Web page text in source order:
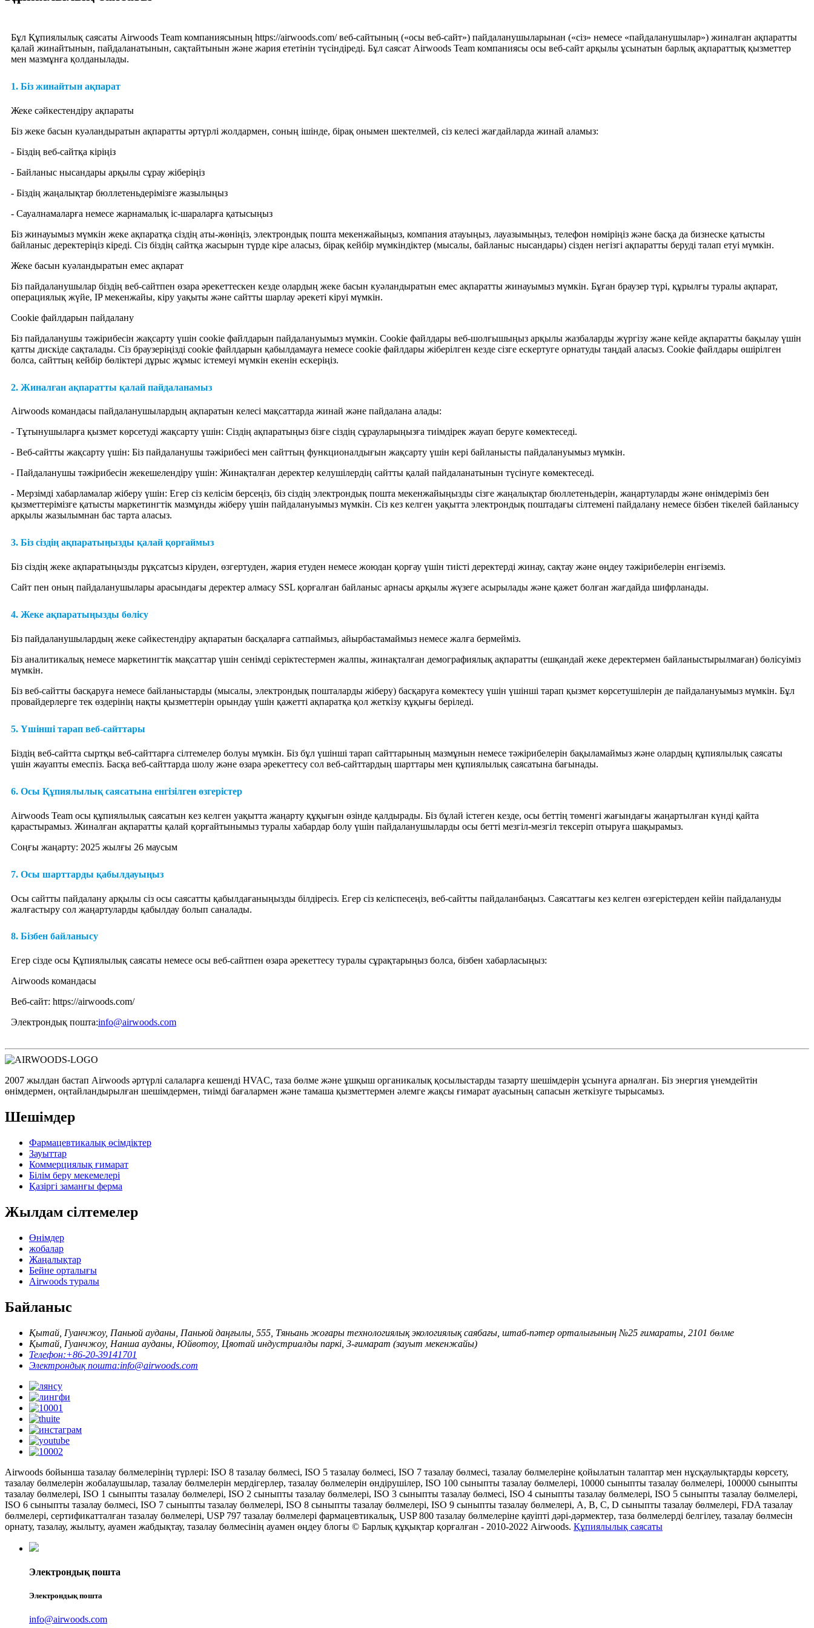
Бұл Құпиялылық саясаты Airwoods Team компаниясының https://airwoods.com/ веб-сайтының («осы веб-сайт») пайдаланушыларынан («сіз» немесе «пайдаланушылар») жиналған ақпаратты
қалай жинайтынын, пайдаланатынын, сақтайтынын және жария ететінін түсіндіреді. Бұл саясат Airwoods Team компаниясы осы веб-сайт арқылы ұсынатын барлық ақпараттық қызметтер
мен мазмұнға қолданылады.
1. Біз жинайтын ақпарат
Жеке сәйкестендіру ақпараты
Біз жеке басын куәландыратын ақпаратты әртүрлі жолдармен, соның ішінде, бірақ онымен шектелмей, сіз келесі жағдайларда жинай аламыз:
- Біздің веб-сайтқа кіріңіз
- Байланыс нысандары арқылы сұрау жіберіңіз
- Біздің жаңалықтар бюллетеньдерімізге жазылыңыз
- Сауалнамаларға немесе жарнамалық іс-шараларға қатысыңыз
Біз жинауымыз мүмкін жеке ақпаратқа сіздің аты-жөніңіз, электрондық пошта мекенжайыңыз, компания атауыңыз, лауазымыңыз, телефон нөміріңіз және басқа да бизнеске қатысты
байланыс деректеріңіз кіреді. Сіз біздің сайтқа жасырын түрде кіре аласыз, бірақ кейбір мүмкіндіктер (мысалы, байланыс нысандары) сізден негізгі ақпаратты беруді талап етуі мүмкін.
Жеке басын куәландыратын емес ақпарат
Біз пайдаланушылар біздің веб-сайтпен өзара әрекеттескен кезде олардың жеке басын куәландыратын емес ақпаратты жинауымыз мүмкін. Бұған браузер түрі, құрылғы туралы ақпарат,
операциялық жүйе, IP мекенжайы, кіру уақыты және сайтты шарлау әрекеті кіруі мүмкін.
Cookie файлдарын пайдалану
Біз пайдаланушы тәжірибесін жақсарту үшін cookie файлдарын пайдалануымыз мүмкін. Cookie файлдары веб-шолғышыңыз арқылы жазбаларды жүргізу және кейде ақпаратты бақылау үшін
қатты дискіде сақталады. Сіз браузеріңізді cookie файлдарын қабылдамауға немесе cookie файлдары жіберілген кезде сізге ескертуге орнатуды таңдай аласыз. Cookie файлдары өшірілген
болса, сайттың кейбір бөліктері дұрыс жұмыс істемеуі мүмкін екенін ескеріңіз.
2. Жиналған ақпаратты қалай пайдаланамыз
Airwoods командасы пайдаланушылардың ақпаратын келесі мақсаттарда жинай және пайдалана алады:
- Тұтынушыларға қызмет көрсетуді жақсарту үшін: Сіздің ақпаратыңыз бізге сіздің сұрауларыңызға тиімдірек жауап беруге көмектеседі.
- Веб-сайтты жақсарту үшін: Біз пайдаланушы тәжірибесі мен сайттың функционалдығын жақсарту үшін кері байланысты пайдалануымыз мүмкін.
- Пайдаланушы тәжірибесін жекешелендіру үшін: Жинақталған деректер келушілердің сайтты қалай пайдаланатынын түсінуге көмектеседі.
- Мерзімді хабарламалар жіберу үшін: Егер сіз келісім берсеңіз, біз сіздің электрондық пошта мекенжайыңызды сізге жаңалықтар бюллетеньдерін, жаңартуларды және өнімдеріміз бен
қызметтерімізге қатысты маркетингтік мазмұнды жіберу үшін пайдалануымыз мүмкін. Сіз кез келген уақытта электрондық поштадағы сілтемені пайдалану немесе бізбен тікелей байланысу
арқылы жазылымнан бас тарта аласыз.
3. Біз сіздің ақпаратыңызды қалай қорғаймыз
Біз сіздің жеке ақпаратыңызды рұқсатсыз кіруден, өзгертуден, жария етуден немесе жоюдан қорғау үшін тиісті деректерді жинау, сақтау және өңдеу тәжірибелерін енгіземіз.
Сайт пен оның пайдаланушылары арасындағы деректер алмасу SSL қорғалған байланыс арнасы арқылы жүзеге асырылады және қажет болған жағдайда шифрланады.
4. Жеке ақпаратыңызды бөлісу
Біз пайдаланушылардың жеке сәйкестендіру ақпаратын басқаларға сатпаймыз, айырбастамаймыз немесе жалға бермейміз.
Біз аналитикалық немесе маркетингтік мақсаттар үшін сенімді серіктестермен жалпы, жинақталған демографиялық ақпаратты (ешқандай жеке деректермен байланыстырылмаған) бөлісуіміз
мүмкін.
Біз веб-сайтты басқаруға немесе байланыстарды (мысалы, электрондық пошталарды жіберу) басқаруға көмектесу үшін үшінші тарап қызмет көрсетушілерін де пайдалануымыз мүмкін. Бұл
провайдерлерге тек өздерінің нақты қызметтерін орындау үшін қажетті ақпаратқа қол жеткізу құқығы беріледі.
5. Үшінші тарап веб-сайттары
Біздің веб-сайтта сыртқы веб-сайттарға сілтемелер болуы мүмкін. Біз бұл үшінші тарап сайттарының мазмұнын немесе тәжірибелерін бақыламаймыз және олардың құпиялылық саясаты
үшін жауапты емеспіз. Басқа веб-сайттарда шолу және өзара әрекеттесу сол веб-сайттардың шарттары мен құпиялылық саясатына бағынады.
6. Осы Құпиялылық саясатына енгізілген өзгерістер
Airwoods Team осы құпиялылық саясатын кез келген уақытта жаңарту құқығын өзінде қалдырады. Біз бұлай істеген кезде, осы беттің төменгі жағындағы жаңартылған күнді қайта
қарастырамыз. Жиналған ақпаратты қалай қорғайтынымыз туралы хабардар болу үшін пайдаланушыларды осы бетті мезгіл-мезгіл тексеріп отыруға шақырамыз.
Соңғы жаңарту: 2025 жылғы 26 маусым
7. Осы шарттарды қабылдауыңыз
Осы сайтты пайдалану арқылы сіз осы саясатты қабылдағаныңызды білдіресіз. Егер сіз келіспесеңіз, веб-сайтты пайдаланбаңыз. Саясаттағы кез келген өзгерістерден кейін пайдалануды
жалғастыру сол жаңартуларды қабылдау болып саналады.
8. Бізбен байланысу
Егер сізде осы Құпиялылық саясаты немесе осы веб-сайтпен өзара әрекеттесу туралы сұрақтарыңыз болса, бізбен хабарласыңыз:
Airwoods командасы
Веб-сайт: https://airwoods.com/
Электрондық пошта:info@airwoods.com
2007 жылдан бастап Airwoods әртүрлі салаларға кешенді HVAC, таза бөлме және ұшқыш органикалық қосылыстарды тазарту шешімдерін ұсынуға арналған. Біз энергия үнемдейтін
өнімдермен, оңтайландырылған шешімдермен, тиімді бағалармен және тамаша қызметтермен әлемге жақсы ғимарат ауасының сапасын жеткізуге тырысамыз.
Шешімдер
Фармацевтикалық өсімдіктер
Зауыттар
Коммерциялық ғимарат
Білім беру мекемелері
Қазіргі заманғы ферма
Жылдам сілтемелер
Өнімдер
жобалар
Жаңалықтар
Бейне орталығы
Airwoods туралы
Байланыс
Қытай, Гуанчжоу, Паньюй ауданы, Паньюй даңғылы, 555, Тяньань жоғары технологиялық экологиялық саябағы, штаб-пәтер орталығының №25 ғимараты, 2101 бөлме
Қытай, Гуанчжоу, Нанша ауданы, Юйвотоу, Цяотай индустриалды паркі, 3-ғимарат (зауыт мекенжайы)
Телефон:+86-20-39141701
Электрондық пошта:info@airwoods.com
Airwoods бойынша тазалау бөлмелерінің түрлері: ISO 8 тазалау бөлмесі, ISO 5 тазалау бөлмесі, ISO 7 тазалау бөлмесі, тазалау бөлмелеріне қойылатын талаптар мен нұсқаулықтарды көрсету,
тазалау бөлмелерін жобалаушылар, тазалау бөлмелерін мердігерлер, тазалау бөлмелерін өндірушілер, ISO 100 сыныпты тазалау бөлмелері, 10000 сыныпты тазалау бөлмелері, 100000 сыныпты
тазалау бөлмелері, ISO 1 сыныпты тазалау бөлмелері, ISO 2 сыныпты тазалау бөлмелері, ISO 3 сыныпты тазалау бөлмесі, ISO 4 сыныпты тазалау бөлмелері, ISO 5 сыныпты тазалау бөлмелері,
ISO 6 сыныпты тазалау бөлмесі, ISO 7 сыныпты тазалау бөлмелері, ISO 8 сыныпты тазалау бөлмелері, ISO 9 сыныпты тазалау бөлмелері, A, B, C, D сыныпты тазалау бөлмелері, FDA тазалау
бөлмелері, сертификатталған тазалау бөлмелері, USP 797 тазалау бөлмелері фармацевтикалық, USP 800 тазалау бөлмелеріне қауіпті дәрі-дәрмектер, таза бөлмелерді белгілеу, тазалау бөлмесін
орнату, тазалау, жылыту, ауамен жабдықтау, тазалау бөлмесінің ауамен өңдеу блогы © Барлық құқықтар қорғалған - 2010-2022 Airwoods. Құпиялылық саясаты
Электрондық пошта
Электрондық пошта
info@airwoods.com